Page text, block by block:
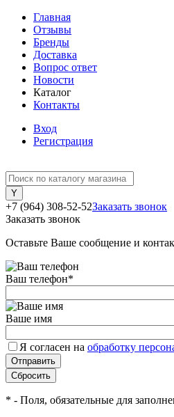
Главная
Отзывы
Бренды
Доставка
Вопрос ответ
Новости
Каталог
Контакты
Вход
Регистрация
+7 (964) 308-52-52Заказать звонок
Заказать звонок
Оставьте Ваше сообщение и
Ваш телефон*
Ваше имя
Я согласен на обработку
* - Поля, обязательные для